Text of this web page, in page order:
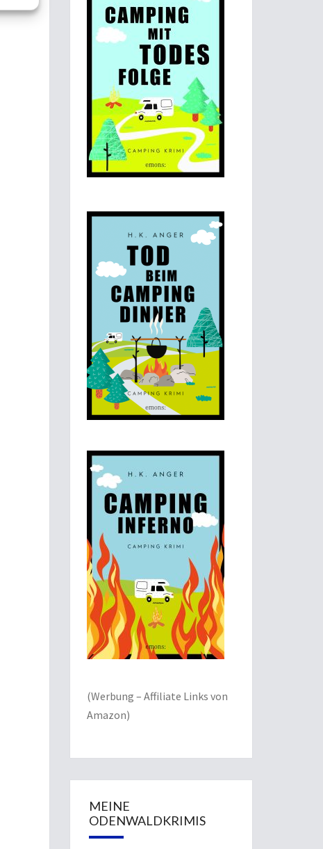
(Werbung – Affiliate Links von
Amazon)
MEINE
ODENWALDKRIMIS